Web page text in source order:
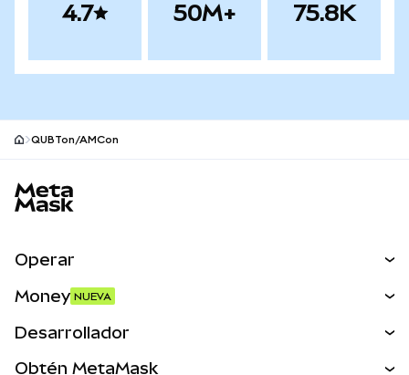
4.7 50M+ 75.8K
QUBTon/AMCon
Operar
Money NUEVA
Desarrollador
Obtén MetaMask